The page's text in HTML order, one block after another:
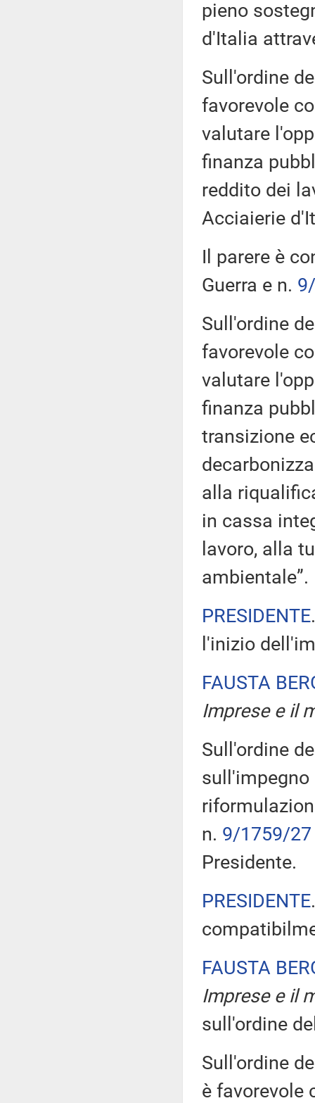
pieno
d'Italia
Sull'ordine
favorevole
valutare
finanza
reddito dei
Acciaierie
Il parere è
Guerra e n.
Sull'ordine
favorevole
valutare
finanza
transizione
alla
in cassa
lavoro, alla
ambientale”.
PRESIDENTE
l'inizio
FAUSTA
Imprese e il
Sull'ordine
sull'impegno
n. 9/1759/27
Presidente.
PRESIDENTE
FAUSTA
Imprese e il
sull'ordine
Sull'ordine
è favorevole